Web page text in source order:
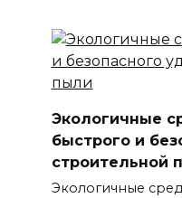
Экологичные
быстрого и
строительной
Экологичные